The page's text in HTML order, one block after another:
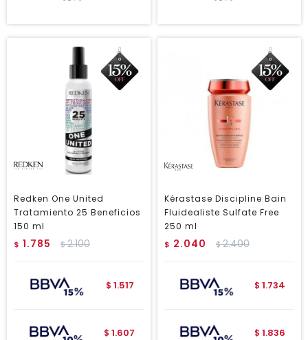
Redken One United
Tratamiento 25 Beneficios
150 ml
$ 1.785 $2.100
$ 1.517
$ 1.607
Kérastase Discipline Bain
Fluidealiste Sulfate Free
250 ml
$ 2.040 $2.400
$ 1.734
$ 1.836